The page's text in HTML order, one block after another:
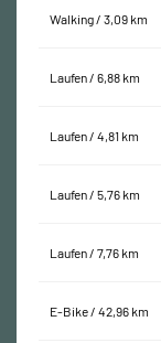
Walking / 3,09 km
Laufen / 6,88 km
Laufen / 4,81 km
Laufen / 5,76 km
Laufen / 7,76 km
E-Bike / 42,96 km